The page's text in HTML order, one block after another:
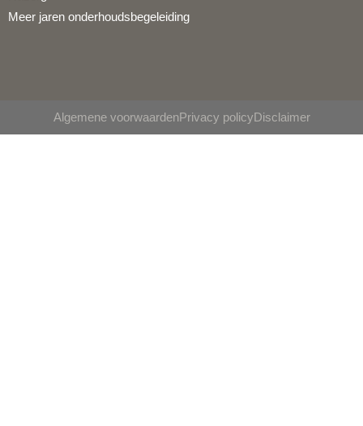
Meer jaren onderhoudsbegeleiding
Algemene voorwaardenPrivacy policyDisclaimer